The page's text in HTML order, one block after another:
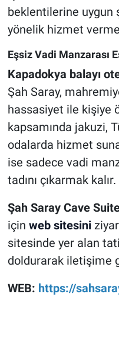
beklentilerine uygun
yönelik hizmet
Eşsiz Vadi Manzarası
Kapadokya balayı
Şah Saray,
hassasiyet ile kişiye
kapsamında jakuzi,
odalarda hizmet
ise sadece vadi
tadını çıkarmak kalır.
Şah Saray Cave
için web sitesini
sitesinde yer alan
doldurarak iletişime
WEB: https://